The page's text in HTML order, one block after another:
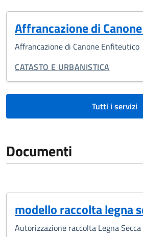
Affrancazione di
Affrancazione di Canone Enfiteutico
CATEGORIA CORRELATA:
CATASTO E URBANISTICA
Tutti i servizi
Documenti
modello raccolta legna
Autorizzazione raccolta Legna Secca